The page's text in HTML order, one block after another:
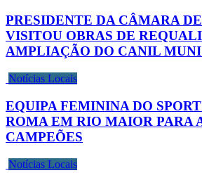
PRESIDENTE DA CÂMARA
VISITOU OBRAS DE
AMPLIAÇÃO DO CANIL
Notícias Locais
EQUIPA FEMININA DO
ROMA EM RIO MAIOR PARA
CAMPEÕES
Notícias Locais